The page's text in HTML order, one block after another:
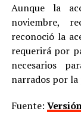
Aunque la
noviembre,
reconoció la
requerirá por
necesarios
narrados por
Fuente: